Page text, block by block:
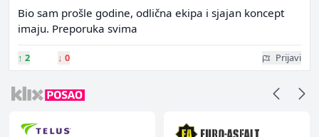
Bio sam prošle godine, odlična ekipa i sjajan koncept
imaju. Preporuka svima
↑ 2 ↓ 0 Prijavi